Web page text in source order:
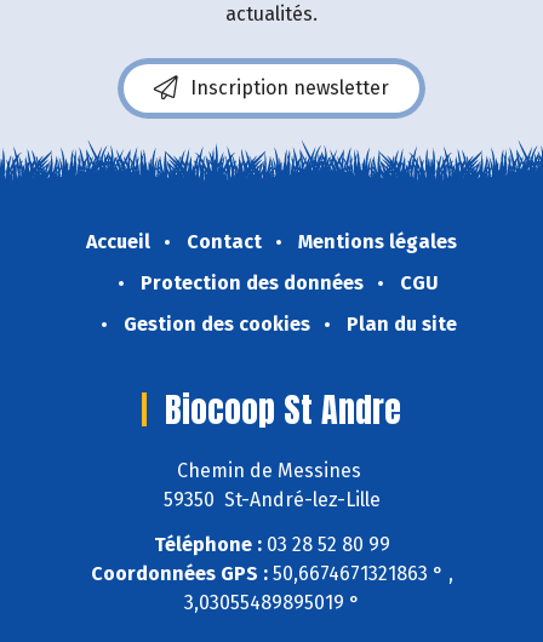
actualités.
Inscription newsletter
Accueil Contact
Mentions légales
Protection des données
CGU
Gestion des cookies
Plan du site
Biocoop St Andre
Chemin de Messines
59350 St-André-lez-Lille
Téléphone :03 28 52 80 99
Coordonnées GPS :50,6674671321863 ° ,
3,03055489895019 °